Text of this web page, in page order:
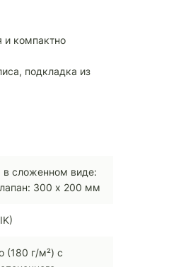
и компактно
подкладка из
сложенном виде:
300 x 200 мм
(180 г/м²) с